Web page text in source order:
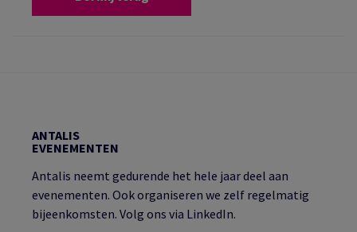
ANTALIS
EVENEMENTEN
Antalis neemt gedurende het hele jaar deel aan
evenementen. Ook organiseren we zelf regelmatig
bijeenkomsten. Volg ons via LinkedIn.